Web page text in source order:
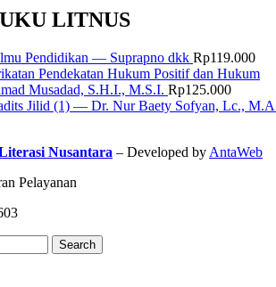
LITNUS
Pendidikan — Suprapno dkk Rp119.000
Pendekatan Hukum Positif dan Hukum
Musadad, S.H.I., M.S.I. Rp125.000
Jilid (1) — Dr. Nur Baety Sofyan, Lc.,
Nusantara – Developed by AntaWeb
Pelayanan
Search